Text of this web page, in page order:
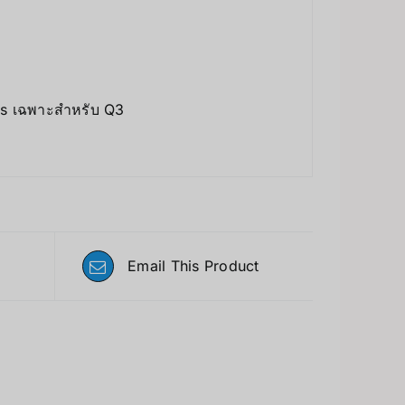
เฉพาะสำหรับ Q3
Email This Product